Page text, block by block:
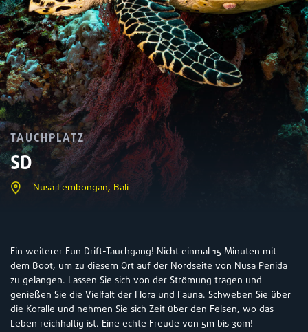
TAUCHPLATZ
SD
Nusa Lembongan, Bali
Ein weiterer Fun Drift-Tauchgang! Nicht einmal 15 Minuten mit
dem Boot, um zu diesem Ort auf der Nordseite von Nusa Penida
zu gelangen. Lassen Sie sich von der Strömung tragen und
genießen Sie die Vielfalt der Flora und Fauna. Schweben Sie über
die Koralle und nehmen Sie sich Zeit über den Felsen, wo das
Leben reichhaltig ist. Eine echte Freude von 5m bis 30m!